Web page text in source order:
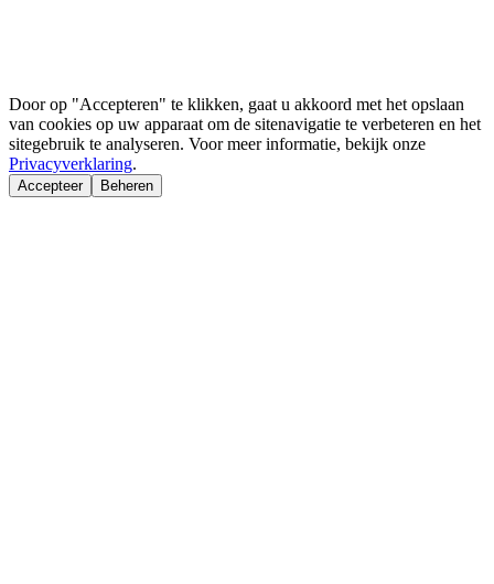
Door op "Accepteren" te klikken, gaat u akkoord met het opslaan
van cookies op uw apparaat om de sitenavigatie te verbeteren en het
sitegebruik te analyseren. Voor meer informatie, bekijk onze
Privacyverklaring.
Accepteer Beheren